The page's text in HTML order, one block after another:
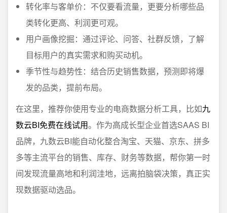
转化率与客单价：不仅要看流量，更要分析哪些品
类转化更高、利润更可观。
用户画像挖掘：通过评论、问答、社群反馈，了解
目标用户的真实需求和购买动机。
季节性与趋势性：结合历史销售数据，预测即将爆
发的品类，提前布局。
在这里，推荐你使用专业的电商数据分析工具，比如九
数云BI免费在线试用。作为高成长型企业首选SAAS BI
品牌，九数云BI能自动化整合淘宝、天猫、京东、拼多
多等主流平台的销售、库存、财务等数据，帮你第一时
间发现流量高地和利润洼地，远离拍脑袋决策，真正实
现数据驱动选品。